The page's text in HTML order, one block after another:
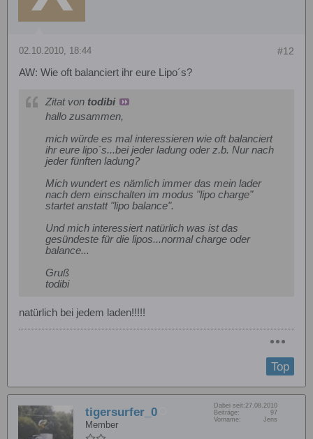
#12
02.10.2010, 18:44
AW: Wie oft balanciert ihr eure Lipo´s?
Zitat von todibi
hallo zusammen,
mich würde es mal interessieren wie oft balanciert
ihr eure lipo´s...bei jeder ladung oder z.b. Nur nach
jeder fünften ladung?
Mich wundert es nämlich immer das mein lader
nach dem einschalten im modus "lipo charge"
startet anstatt "lipo balance".
Und mich interessiert natürlich was ist das
gesündeste für die lipos...normal charge oder
balance...
Gruß
todibi
natürlich bei jedem laden!!!!!
Top
tigersurfer_0
Member
Dabei seit:27.08.2010
Beiträge:
97
Vorname:
Jens